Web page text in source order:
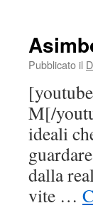
Pubblicato il
M[/
ideali
dalla
vite …